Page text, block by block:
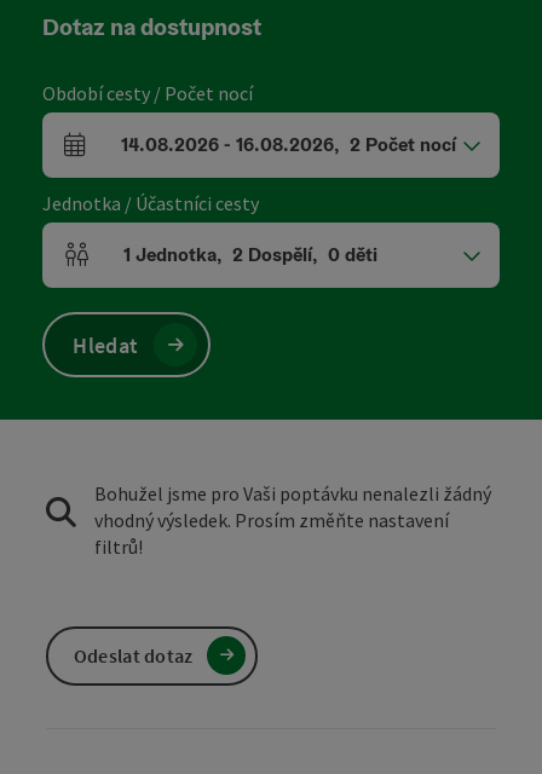
Dotaz na dostupnost
Období cesty / Počet nocí
Pole příjezdu a odjezdu
14.08.2026- 16.08.2026, 2 Počet nocí
Jednotka / Účastníci cesty
Počet jednotek a polí pro osoby
1 Jednotka, 2 Dospělí, 0děti
Hledat
Bohužel jsme pro Vaši poptávku nenalezli žádný
vhodný výsledek. Prosím změňte nastavení
filtrů!
Odeslat dotaz